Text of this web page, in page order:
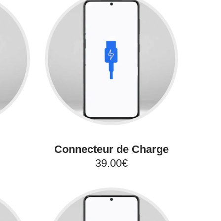
Connecteur de Charge
39.00€